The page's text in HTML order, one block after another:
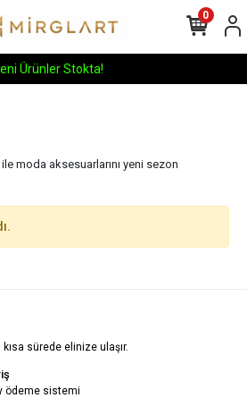
Ürünler Stokta!
0
moda aksesuarlarını yeni sezon
sürede elinize ulaşır.
ödeme sistemi